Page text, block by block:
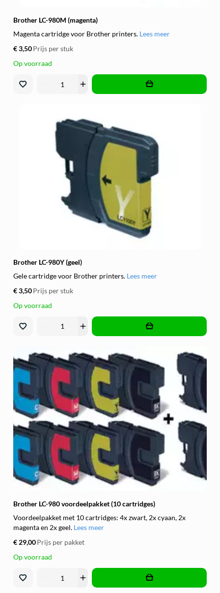
Brother LC-980M (magenta)
Magenta cartridge voor Brother printers. Lees meer
€ 3,50Prijs per stuk
Op voorraad
add
Brother LC-980Y (geel)
Gele cartridge voor Brother printers. Lees meer
€ 3,50Prijs per stuk
Op voorraad
add
Brother LC-980 voordeelpakket (10 cartridges)
Voordeelpakket met 10 cartridges: 4x zwart, 2x cyaan, 2x
magenta en 2x geel. Lees meer
€ 29,00Prijs per pakket
Op voorraad
add